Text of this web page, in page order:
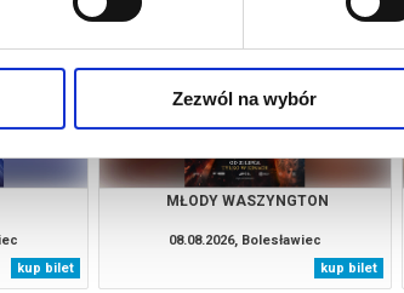
Zezwól na wybór
kup bilet
MŁODY WASZYNGTON
08.08.2026, Bolesławiec
kup bilet